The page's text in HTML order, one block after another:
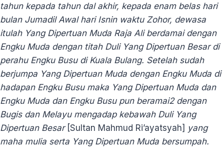
tahun kepada tahun dal akhir, kepada enam belas hari
bulan Jumadil Awal hari Isnin waktu Zohor, dewasa
itulah Yang Dipertuan Muda Raja Ali berdamai dengan
Engku Muda dengan titah Duli Yang Dipertuan Besar di
perahu Engku Busu di Kuala Bulang. Setelah sudah
berjumpa Yang Dipertuan Muda dengan Engku Muda di
hadapan Engku Busu maka Yang Dipertuan Muda dan
Engku Muda dan Engku Busu pun beramai2 dengan
Bugis dan Melayu mengadap kebawah Duli Yang
Dipertuan Besar [Sultan Mahmud Ri’ayatsyah] yang
maha mulia serta Yang Dipertuan Muda bersumpah.